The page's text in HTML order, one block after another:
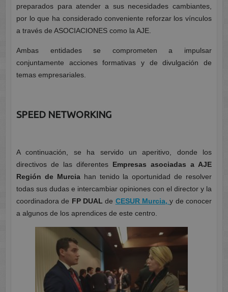
preparados para atender a sus necesidades cambiantes,
por lo que ha considerado conveniente reforzar los vínculos
a través de ASOCIACIONES como la AJE.
Ambas entidades se comprometen a impulsar
conjuntamente acciones formativas y de divulgación de
temas empresariales.
SPEED NETWORKING
A continuación, se ha servido un aperitivo, donde los
directivos de las diferentes Empresas asociadas a AJE
Región de Murcia han tenido la oportunidad de resolver
todas sus dudas e intercambiar opiniones con el director y la
coordinadora de FP DUAL de CESUR Murcia,y de conocer
a algunos de los aprendices de este centro.